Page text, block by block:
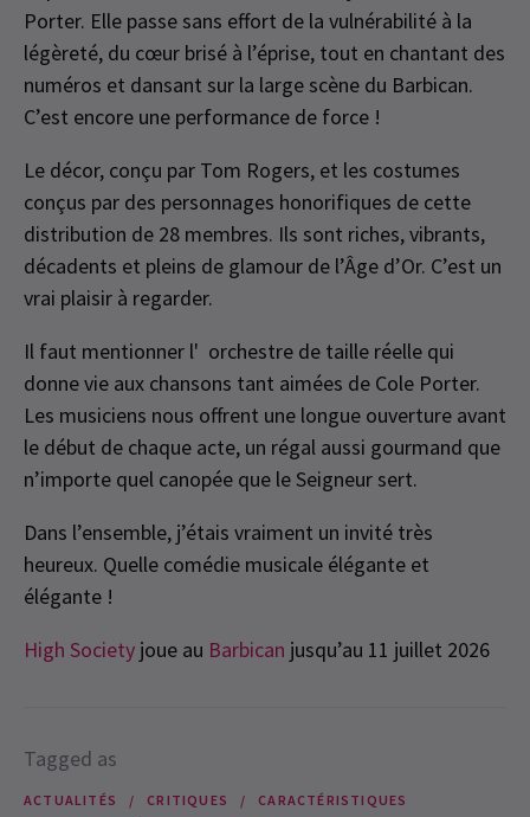
Porter. Elle passe sans effort de la vulnérabilité à la
légèreté, du cœur brisé à l’éprise, tout en chantant des
numéros et dansant sur la large scène du Barbican.
C’est encore une performance de force !
Le décor, conçu par Tom Rogers, et les costumes
conçus par des personnages honorifiques de cette
distribution de 28 membres. Ils sont riches, vibrants,
décadents et pleins de glamour de l’Âge d’Or. C’est un
vrai plaisir à regarder.
Il faut mentionner l' orchestre de taille réelle qui
donne vie aux chansons tant aimées de Cole Porter.
Les musiciens nous offrent une longue ouverture avant
le début de chaque acte, un régal aussi gourmand que
n’importe quel canopée que le Seigneur sert.
Dans l’ensemble, j’étais vraiment un invité très
heureux. Quelle comédie musicale élégante et
élégante !
High Society joue au Barbican jusqu’au 11 juillet 2026
Tagged as
ACTUALITÉS CRITIQUES
CARACTÉRISTIQUES